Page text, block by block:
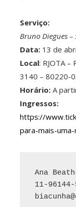
Serviço:
Bruno Diegues –
Data: 13 de
Local: RJOTA
3140 – 80220-
Horário: A
Ingressos:
https://
para-mais-
Ana